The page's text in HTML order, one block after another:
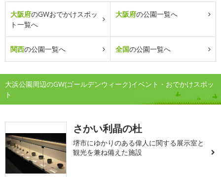
大阪府のGWおでかけスポッ
ト一覧へ
大阪府の公園一覧へ
関西の公園一覧へ 全国の公園一覧へ
大浜公園周辺のGW(ゴールデンウィーク)イベント・おでかけスポッ
ト
さかい利晶の杜
堺市にゆかりのある偉人に関する展示室と
観光を兼ね備えた施設